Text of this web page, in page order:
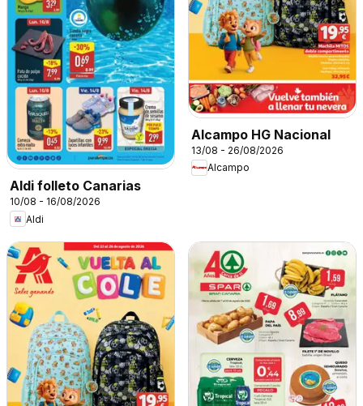
Aldi folleto Canarias
10/08 - 16/08/2026
Aldi
Alcampo HG Nacional
13/08 - 26/08/2026
Alcampo